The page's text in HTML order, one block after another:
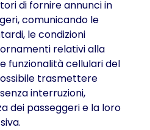
di fornire annunci in
comunicando le
le condizioni
relativi alla
funzionalità cellulari del
trasmettere
interruzioni,
dei passeggeri e la loro